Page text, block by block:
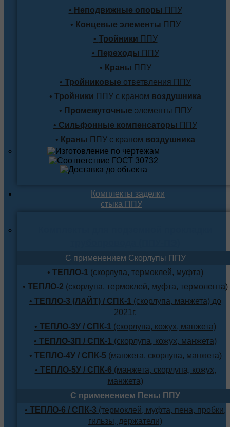
• Неподвижные опоры ППУ
• Концевые элементы ППУ
• Тройники ППУ
• Переходы ППУ
• Краны ППУ
• Тройниковые ответвления ППУ
• Тройники ППУ с краном воздушника
• Промежуточные элементы ППУ
• Сильфонные компенсаторы ППУ
• Краны ППУ с краном воздушника
Комплекты заделки
стыка ППУ
С применением Скорлупы ППУ
• ТЕПЛО-1 (скорлупа, термоклей, муфта)
• ТЕПЛО-2 (скорлупа, термоклей, муфта, термолента)
• ТЕПЛО-3 (ЛАЙТ) / СПК-1 (скорлупа, манжета) до
2021г.
• ТЕПЛО-3У / СПК-1 (скорлупа, кожух, манжета)
• ТЕПЛО-3П / СПК-1 (скорлупа, кожух, манжета)
• ТЕПЛО-4У / СПК-5 (манжета, скорлупа, манжета)
• ТЕПЛО-5У / СПК-6 (манжета, скорлупа, кожух,
манжета)
С применением Пены ППУ
• ТЕПЛО-6 / СПК-3 (термоклей, муфта, пена, пробки,
гильзы, держатели)